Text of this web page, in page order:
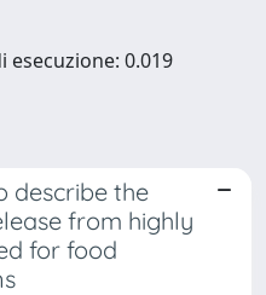
esecuzione: 0.019
describe the
from highly
for food